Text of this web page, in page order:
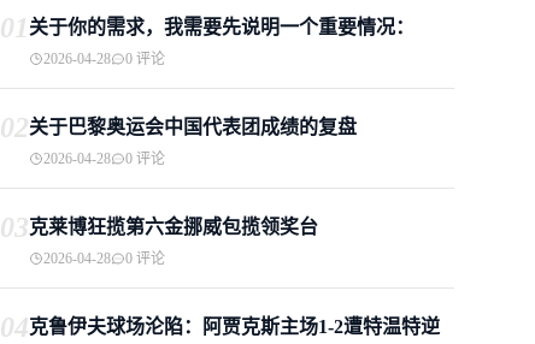
01关于你的需求，我需要先说明一个重要情况：
2026-04-28 0 评论
02关于巴黎奥运会中国代表团成绩的复盘
2026-04-28 0 评论
03克莱博狂揽第六金挪威包揽领奖台
2026-04-28 0 评论
04克鲁伊夫球场沦陷：阿贾克斯主场1-2遭特温特逆